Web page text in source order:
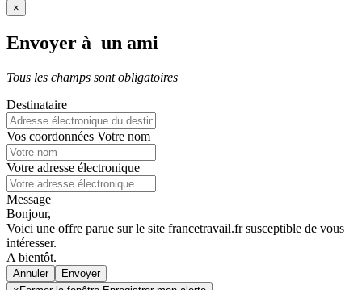
×
Envoyer à un ami
Tous les champs sont obligatoires
Destinataire
Vos coordonnées Votre nom
Votre adresse électronique
Message
Bonjour,
Voici une offre parue sur le site francetravail.fr susceptible de vous
intéresser.
A bientôt.
Annuler